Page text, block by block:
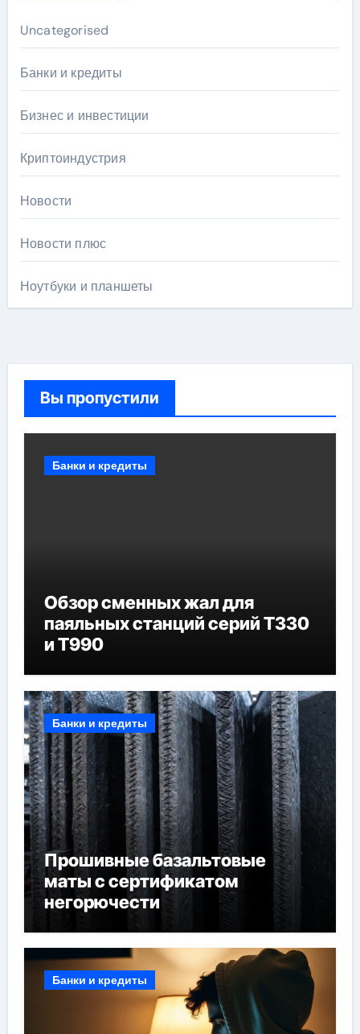
Uncategorised
Банки и кредиты
Бизнес и инвестиции
Криптоиндустрия
Новости
Новости плюс
Ноутбуки и планшеты
Вы пропустили
Банки и кредиты
Обзор сменных жал для
паяльных станций серий T330
и T990
Банки и кредиты
Прошивные базальтовые
маты с сертификатом
негорючести
Банки и кредиты